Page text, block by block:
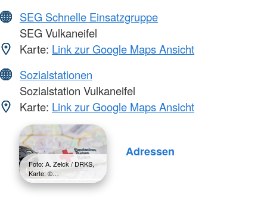
SEG Schnelle Einsatzgruppe
SEG Vulkaneifel
Karte: Link zur Google Maps Ansicht
Sozialstationen
Sozialstation Vulkaneifel
Karte: Link zur Google Maps Ansicht
Foto: A. Zelck / DRKS,
Karte: ©…
Adressen